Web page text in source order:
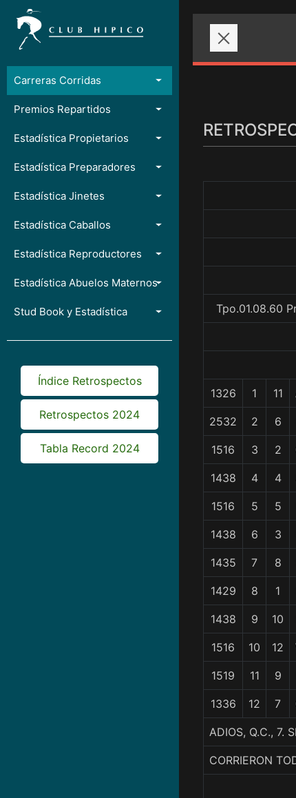
Carreras Corridas
Premios Repartidos
Estadística Propietarios
Estadística Preparadores
Estadística Jinetes
Estadística Caballos
Estadística Reproductores
Estadística Abuelos Maternos
Stud Book y Estadística
Índice Retrospectos
Retrospectos 2024
Tabla Record 2024
Tpo.01.08.60
1326 1 11
2532 2 6
1516 3 2
1438 4 4
1516 5 5
1438 6 3
1435 7 8
1429 8 1
1438 9 10
1516 10 12
1519 11 9
1336 12 7
ADIOS, Q.C., 7.
CORRIERON